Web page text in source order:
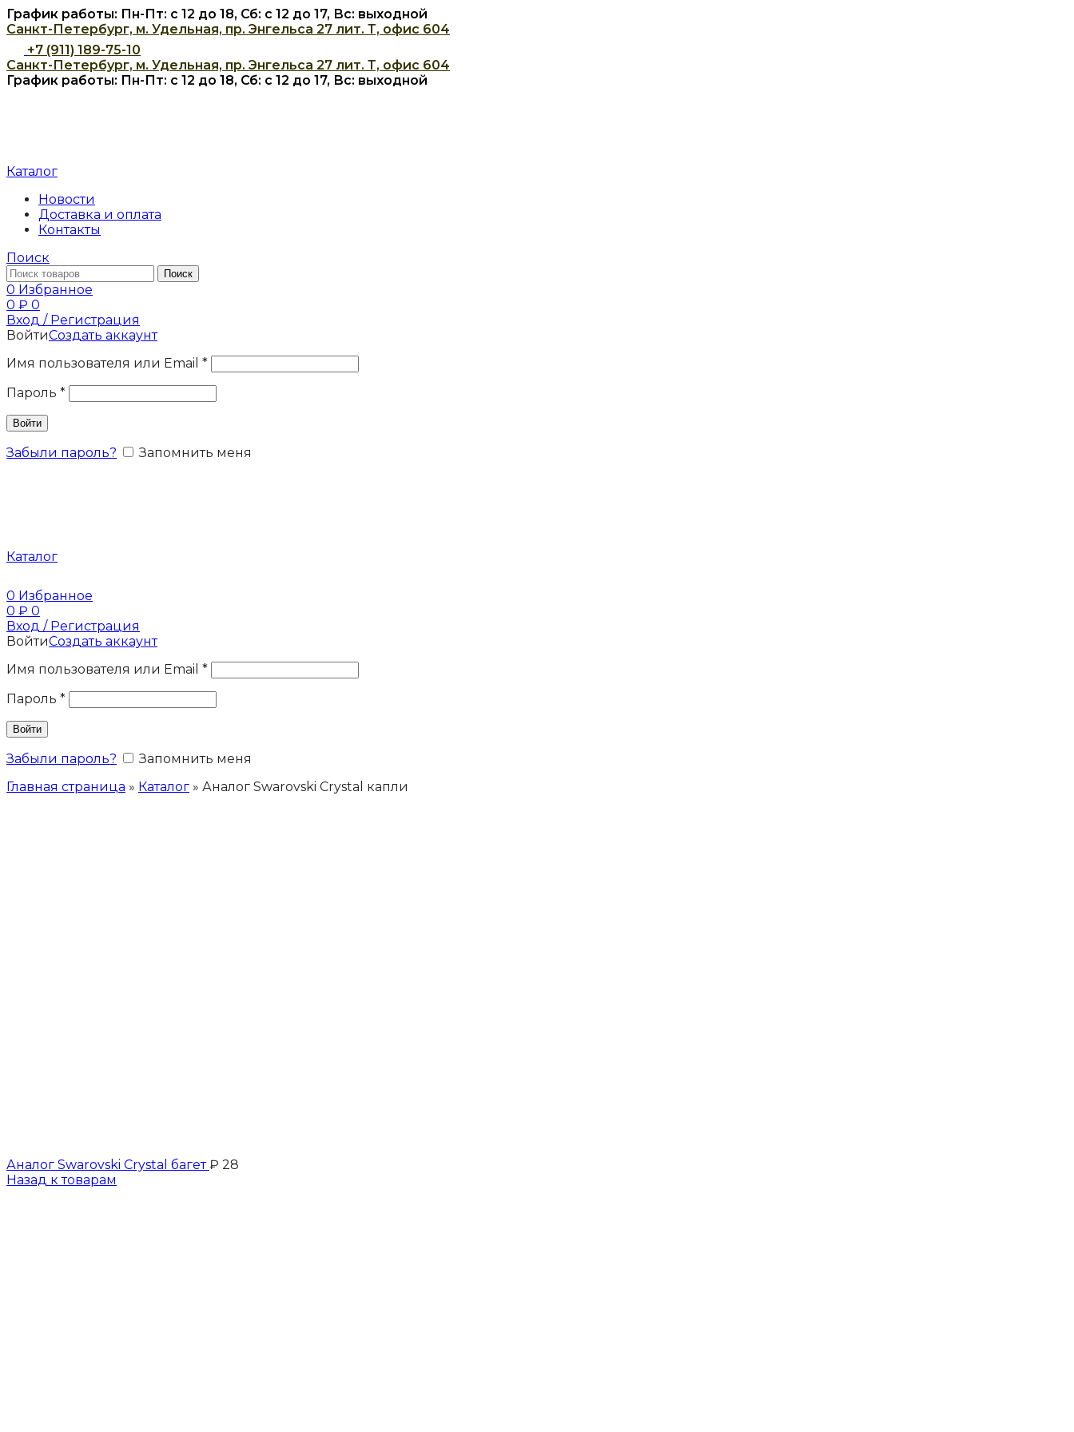
График работы: Пн-Пт: с 12 до 18, Сб: с 12 до 17, Вс: выходной
Санкт-Петербург, м. Удельная, пр. Энгельса 27 лит. Т, офис 604
+7 (911) 189-75-10
Санкт-Петербург, м. Удельная, пр. Энгельса 27 лит. Т, офис 604
График работы: Пн-Пт: с 12 до 18, Сб: с 12 до 17, Вс: выходной
Каталог
Новости
Доставка и оплата
Контакты
Поиск
Поиск
0 Избранное
0 ₽ 0
Вход / Регистрация
ВойтиСоздать аккаунт
Имя пользователя или Email *
Пароль *
Войти
Забыли пароль? Запомнить меня
Каталог
0 Избранное
0 ₽ 0
Вход / Регистрация
ВойтиСоздать аккаунт
Имя пользователя или Email *
Пароль *
Войти
Забыли пароль?
Запомнить меня
Главная страница » Каталог » Аналог Swarovski Crystal капли
Аналог Swarovski Crystal багет₽ 28
Назад к товарам